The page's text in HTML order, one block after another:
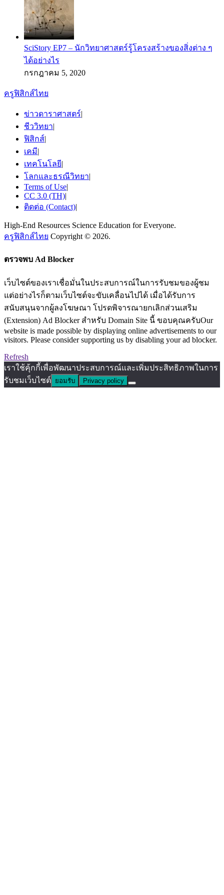
SciStory EP7 – นักวิทยาศาสตร์รู้โครงสร้างของสิ่งต่าง ๆ
ได้อย่างไร
กรกฎาคม 5, 2020
ครูฟิสิกส์ไทย
ข่าวดาราศาสตร์|
ชีววิทยา|
ฟิสิกส์|
เคมี|
เทคโนโลยี|
โลกและธรณีวิทยา|
Terms of Use|
CC 3.0 (TH)|
ติดต่อ (Contact)|
High-End Resources Science Education for Everyone.
ครูฟิสิกส์ไทย Copyright © 2026.
ตรวจพบ Ad Blocker
เว็บไซต์ของเราเชื่อมั่นในประสบการณ์ในการรับชมของผู้ชม
แต่อย่างไรก็ตามเว็บไซต์จะขับเคลื่อนไปได้ เมื่อได้รับการ
สนับสนุนจากผู้ลงโฆษณา โปรดพิจารณายกเลิกส่วนเสริม
(Extension) Ad Blocker สำหรับ Domain Site นี้ ขอบคุณครับOur
website is made possible by displaying online advertisements to our
visitors. Please consider supporting us by disabling your ad blocker.
Refresh
เราใช้คุ้กกี้เพื่อพัฒนาประสบการณ์และเพิ่มประสิทธิภาพในการ
รับชมเว็บไซต์ ยอมรับ Privacy policy